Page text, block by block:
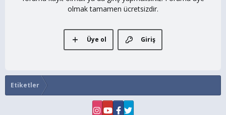
olmak tamamen ücretsizdir.
Giriş
Üye ol
Etiketler